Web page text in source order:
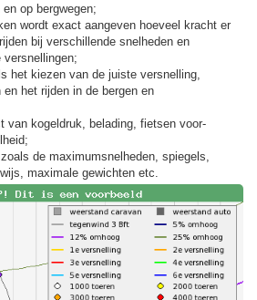
op bergwegen;
wordt exact aangeven hoeveel kracht er
bij verschillende snelheden en
versnellingen;
het kiezen van de juiste versnelling,
en het rijden in de bergen en
van kogeldruk, belading, fietsen voor-
de maximumsnelheden, spiegels,
maximale gewichten etc.